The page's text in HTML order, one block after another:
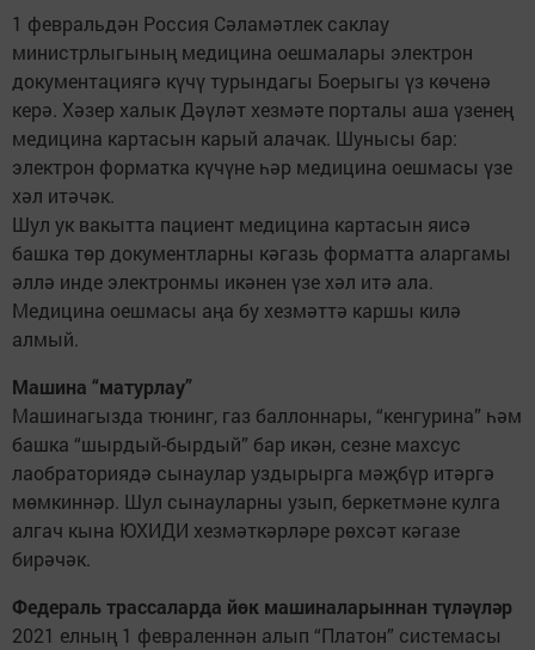
1 февральдән Россия Сәламәтлек саклау
министрлыгының медицина оешмалары электрон
документациягә күчү турындагы Боерыгы үз көченә
керә. Хәзер халык Дәүләт хезмәте порталы аша үзенең
медицина картасын карый алачак. Шунысы бар:
электрон форматка күчүне һәр медицина оешмасы үзе
хәл итәчәк.
Шул ук вакытта пациент медицина картасын яисә
башка төр документларны кәгазь форматта аларгамы
әллә инде электронмы икәнен үзе хәл итә ала.
Медицина оешмасы аңа бу хезмәттә каршы килә
алмый.
Машина “матурлау”
Машинагызда тюнинг, газ баллоннары, “кенгурина” һәм
башка “шырдый-бырдый” бар икән, сезне махсус
лаобраториядә сынаулар уздырырга мәҗбүр итәргә
мөмкиннәр. Шул сынауларны узып, беркетмәне кулга
алгач кына ЮХИДИ хезмәткәрләре рөхсәт кәгазе
бирәчәк.
Федераль трассаларда йөк машиналарыннан түләүләр
2021 елның 1 февраленнән алып “Платон” системасы